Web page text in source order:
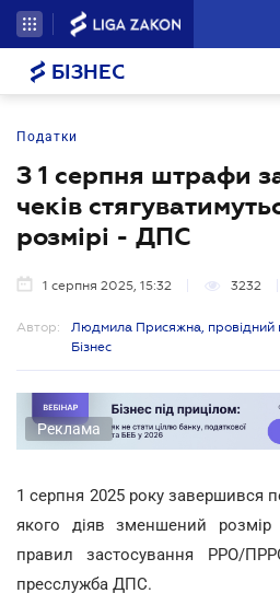
БІЗНЕС
Податки
З 1 серпня штрафи
чеків
розмірі - ДПС
1 серпня 2025, 15:32 3232
Автор:
Людмила Присяжна, провідний
Бізнес
Реклама
1 серпня 2025 року завершився
якого діяв зменшений
правил застосування РРО/
пресслужба ДПС.